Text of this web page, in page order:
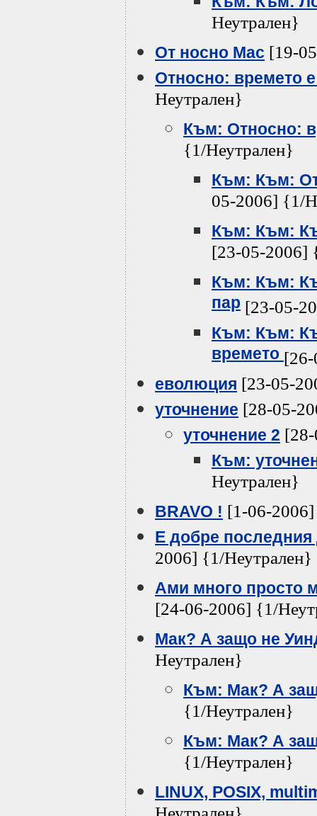
Неутрален}
От носно Mac [19-
Относно: времето
Неутрален}
Към: Относно:
{1/Неутрален}
Към: Към:
05-2006] {1/
Към: Към:
[23-05-2006]
Към: Към:
пар [23-05-
Към: Към:
времето
еволюция [23-05-
уточнение [28-05-
уточнение 2
Към:
Неутрален}
BRAVO ! [1-06-
Е добре последния
2006] {1/Неутрален}
Ами много просто
[24-06-2006] {1/
Мак? А защо не
Неутрален}
Към: Мак? А
{1/Неутрален}
Към: Мак? А
{1/Неутрален}
LINUX, POSIX,